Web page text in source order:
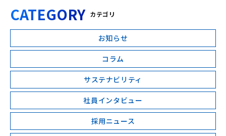
CATEGORY カテゴリ
お知らせ
コラム
サステナビリティ
社員インタビュー
採用ニュース